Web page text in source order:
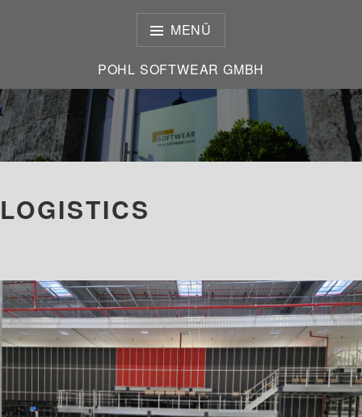
MENÜ
POHL SOFTWEAR GMBH
POHL SOFTWEAR GMBH
LOGISTICS